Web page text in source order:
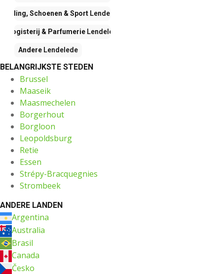
Kleding, Schoenen & SportLendelede
Drogisterij & ParfumerieLendelede
Andere Lendelede
BELANGRIJKSTE STEDEN
Brussel
Maaseik
Maasmechelen
Borgerhout
Borgloon
Leopoldsburg
Retie
Essen
Strépy-Bracquegnies
Strombeek
ANDERE LANDEN
Argentina
Australia
Brasil
Canada
Česko